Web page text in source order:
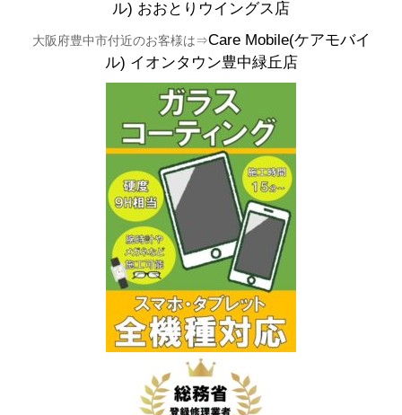
ル) おおとりウイングス店
大阪府豊中市付近のお客様は⇒Care Mobile(ケアモバイ
ル) イオンタウン豊中緑丘店